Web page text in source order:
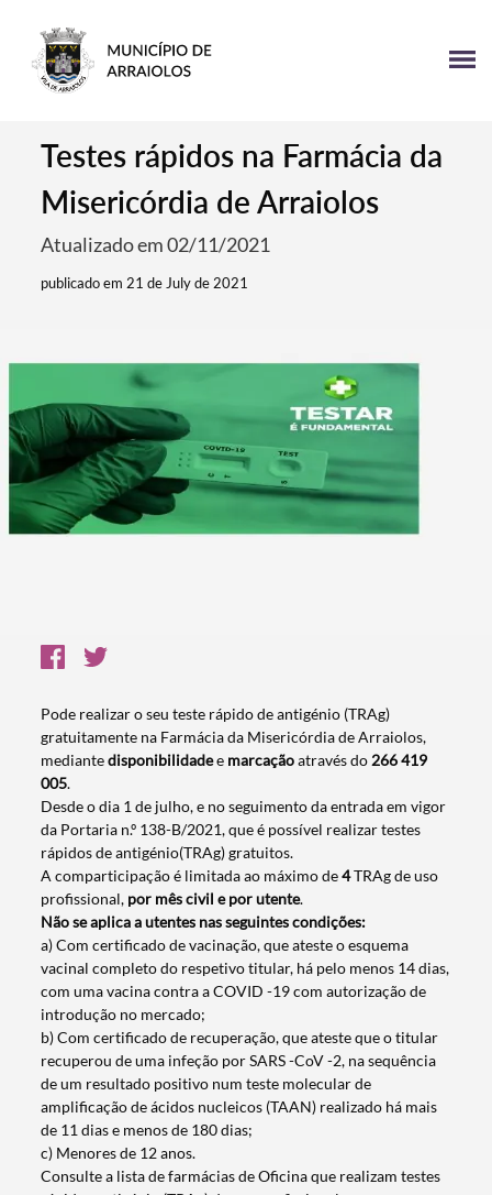
Testes rápidos na Farmácia da
Misericórdia de Arraiolos
Atualizado em 02/11/2021
publicado em 21 de July de 2021
Pode realizar o seu teste rápido de antigénio (TRAg)
gratuitamente na Farmácia da Misericórdia de Arraiolos,
mediantedisponibilidadee marcaçãoatravés do 266 419
005.
Desde o dia 1 de julho, e no seguimento da entrada em vigor
da Portaria n.º 138-B/2021, que é possível realizar testes
rápidos de antigénio(TRAg) gratuitos.
A comparticipação é limitada ao máximo de4TRAg de uso
profissional, por mês civil e por utente.
Não se aplica a utentes nas seguintes condições:
a) Com certificado de vacinação, que ateste o esquema
vacinal completo do respetivo titular, há pelo menos 14 dias,
com uma vacina contra a COVID -19 com autorização de
introdução no mercado;
b) Com certificado de recuperação, que ateste que o titular
recuperou de uma infeção por SARS -CoV -2, na sequência
de um resultado positivo num teste molecular de
amplificação de ácidos nucleicos (TAAN) realizado há mais
de 11 dias e menos de 180 dias;
c) Menores de 12 anos.
Consulte a lista de farmácias de Oficina que realizam testes